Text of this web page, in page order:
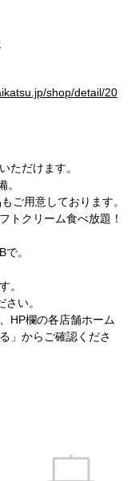
shop/detail/20
ただけます。
ご用意しております。
トクリーム食べ放題！
。
。
い。
HP欄の各店舗ホーム
」からご確認くださ